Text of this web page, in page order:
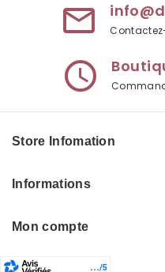
mail_outline
access_time
Store Infomation
Informations
Mon compte